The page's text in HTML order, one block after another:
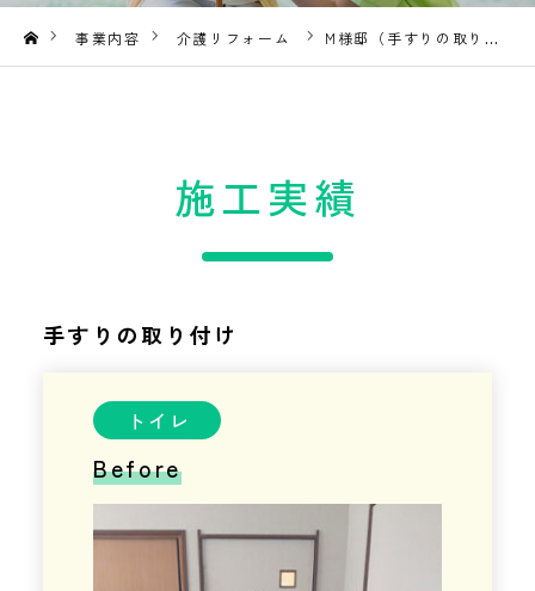
事業内容 介護リフォーム M様邸（手すりの取り付け／ドアの付け替え）
施工実績
手すりの取り付け
トイレ
Before
ご利用案内